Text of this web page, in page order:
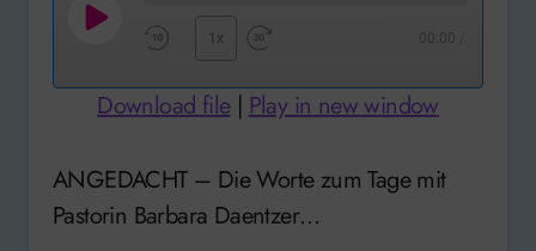
Play
10
Seconds
1x
Forward
Download file| Play in new window
ANGEDACHT – Die Worte zum Tage mit
Pastorin Barbara Daentzer…